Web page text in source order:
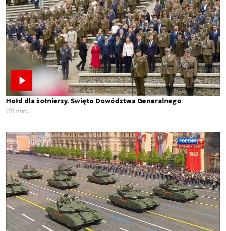
Hołd dla żołnierzy. Święto Dowództwa Generalnego
1 min.